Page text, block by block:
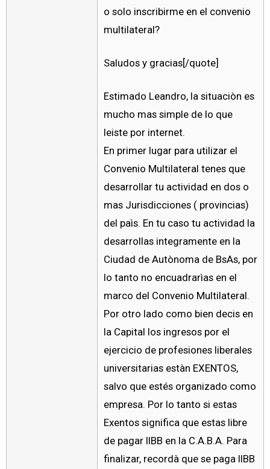
o solo inscribirme en el convenio
multilateral?
Saludos y gracias[/quote]
Estimado Leandro, la situaciòn es
mucho mas simple de lo que
leiste por internet.
En primer lugar para utilizar el
Convenio Multilateral tenes que
desarrollar tu actividad en dos o
mas Jurisdicciones ( provincias)
del paìs. En tu caso tu actividad la
desarrollas integramente en la
Ciudad de Autònoma de BsAs, por
lo tanto no encuadrarìas en el
marco del Convenio Multilateral.
Por otro lado como bien decis en
la Capital los ingresos por el
ejercicio de profesiones liberales
universitarias estàn EXENTOS,
salvo que estés organizado como
empresa. Por lo tanto si estas
Exentos significa que estas libre
de pagar IIBB en la C.A.B.A. Para
finalizar, recordà que se paga IIBB